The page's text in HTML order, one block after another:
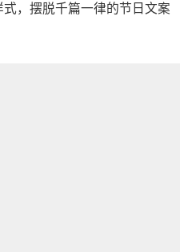
，摆脱千篇一律的节日文案